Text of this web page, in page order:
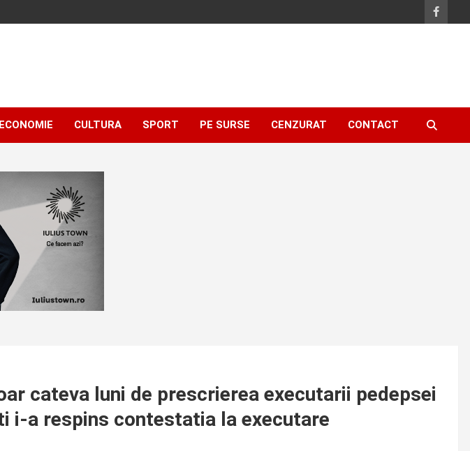
ECONOMIE CULTURA SPORT PE SURSE CENZURAT CONTACT
cateva luni de prescrierea executarii pedepsei
i-a respins contestatia la executare